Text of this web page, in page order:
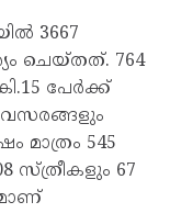
3667
ചെയ്തത്. 764
പേർക്ക്
മാത്രം 545
സ്ത്രീകളും 67